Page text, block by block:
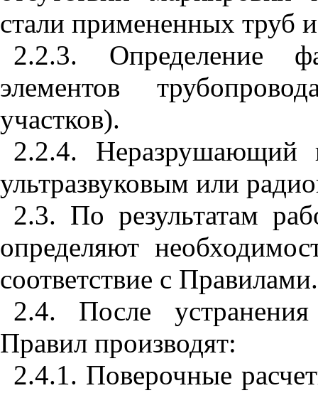
стали примененных труб
2.2.3. Определение
элементов
участков).
2.2.4. Неразрушающий
ультразвуковым или
2.3. По результатам
определяют
соответствие с Правилами.
2.4. После
Правил производят:
2.4.1. Поверочные